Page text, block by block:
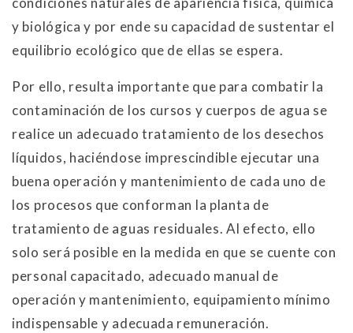
y biológica y por ende su capacidad de sustentar el
equilibrio ecológico que de ellas se espera.
Por ello, resulta importante que para combatir la
contaminación de los cursos y cuerpos de agua se
realice un adecuado tratamiento de los desechos
líquidos, haciéndose imprescindible ejecutar una
buena operación y mantenimiento de cada uno de
los procesos que conforman la planta de
tratamiento de aguas residuales. Al efecto, ello
solo será posible en la medida en que se cuente con
personal capacitado, adecuado manual de
operación y mantenimiento, equipamiento mínimo
indispensable y adecuada remuneración.